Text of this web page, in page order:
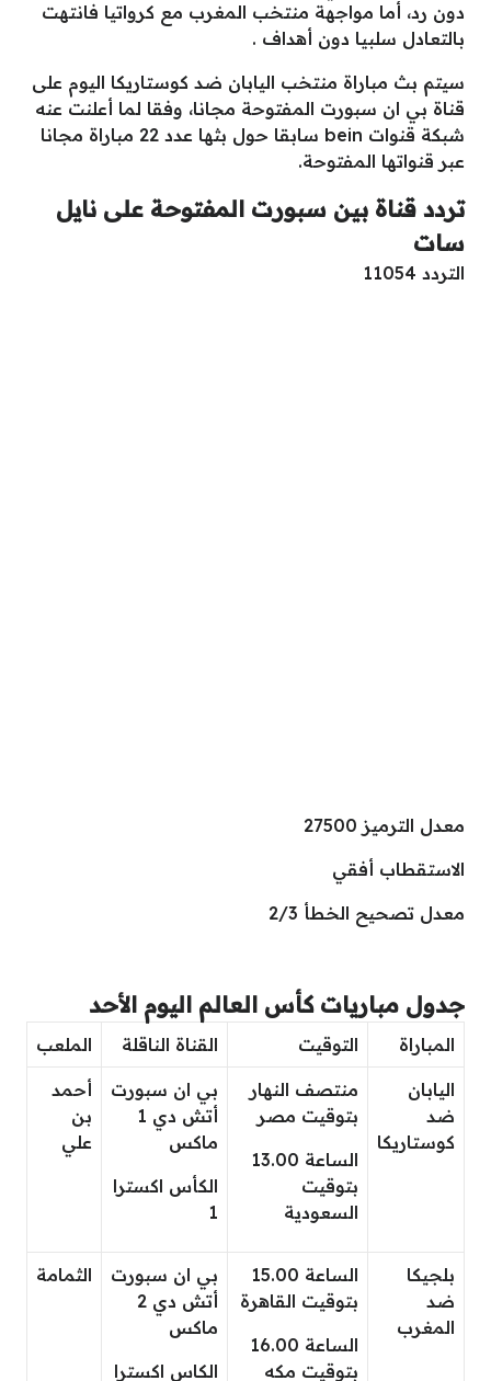
دون رد، أما مواجهة منتخب المغرب مع كرواتيا فانتهت
بالتعادل سلبيا دون أهداف .
سيتم بث مباراة منتخب اليابان ضد كوستاريكا اليوم على
قناة بي ان سبورت المفتوحة مجانا، وفقا لما أعلنت عنه
شبكة قنوات bein سابقا حول بثها عدد 22 مباراة مجانا
عبر قنواتها المفتوحة.
تردد قناة بين سبورت المفتوحة على نايل
سات
التردد 11054
معدل الترميز 27500
الاستقطاب أفقي
معدل تصحيح الخطأ 2/3
جدول مباريات كأس العالم اليوم الأحد
المباراة التوقيت القناة الناقلة الملعب
اليابان
ضد
كوستاريكا
منتصف النهار
بتوقيت مصر
الساعة 13.00
بتوقيت
السعودية
بي ان سبورت
أتش دي 1
ماكس
الكأس اكسترا
1
أحمد
بن
علي
بلجيكا
ضد
المغرب
الساعة 15.00
بتوقيت القاهرة
الساعة 16.00
بتوقيت مكه
بي ان سبورت
أتش دي 2
ماكس
الكاس اكسترا
الثمامة